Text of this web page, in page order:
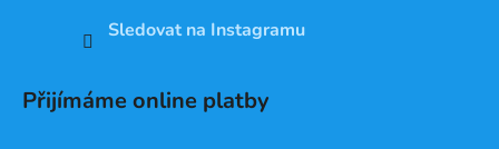
Sledovat na Instagramu
Přijímáme online platby